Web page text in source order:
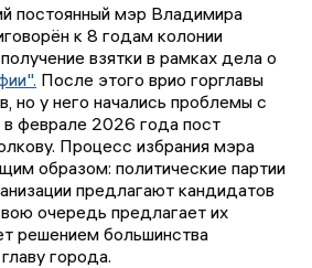
постоянный мэр Владимира
к 8 годам колонии
взятки в рамках дела о
После этого врио горглавы
но у него начались проблемы с
феврале 2026 года пост
Процесс избрания мэра
образом: политические партии
предлагают кандидатов
очередь предлагает их
решением большинства
города.